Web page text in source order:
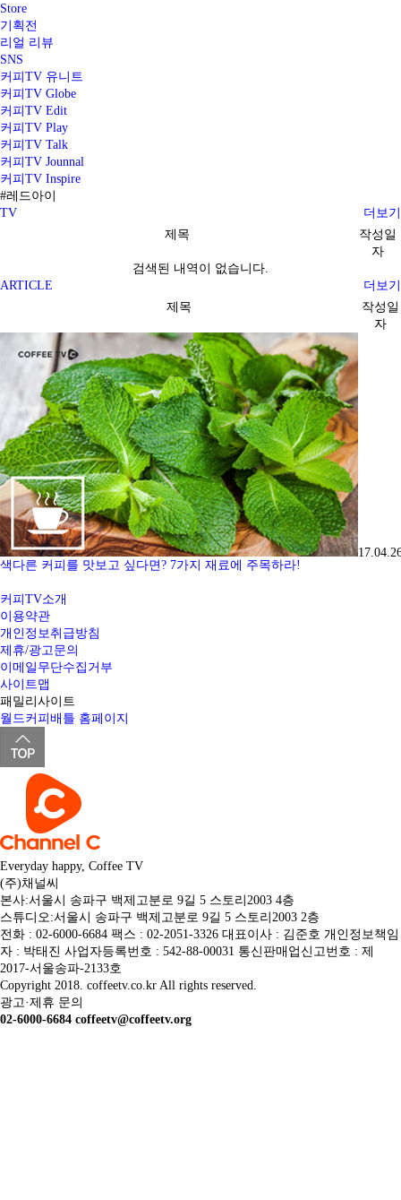
Store
기획전
리얼 리뷰
SNS
커피TV 유니트
커피TV Globe
커피TV Edit
커피TV Play
커피TV Talk
커피TV Jounnal
커피TV Inspire
#레드아이
TV
더보기
제목
작성일
자
검색된 내역이 없습니다.
ARTICLE
더보기
제목
작성일
자
색다른 커피를 맛보고 싶다면? 7가지 재료에 주목하라!
커피TV소개
이용약관
개인정보취급방침
제휴/광고문의
이메일무단수집거부
사이트맵
패밀리사이트
월드커피배틀 홈페이지
Everyday happy, Coffee TV
(주)채널씨
본사:서울시 송파구 백제고분로 9길 5 스토리2003 4층
스튜디오:서울시 송파구 백제고분로 9길 5 스토리2003 2층
전화 : 02-6000-6684 팩스 : 02-2051-3326 대표이사 : 김준호 개인정보책임
자 : 박태진 사업자등록번호 : 542-88-00031 통신판매업신고번호 : 제
2017-서울송파-2133호
Copyright 2018. coffeetv.co.kr All rights reserved.
광고·제휴 문의
02-6000-6684 coffeetv@coffeetv.org